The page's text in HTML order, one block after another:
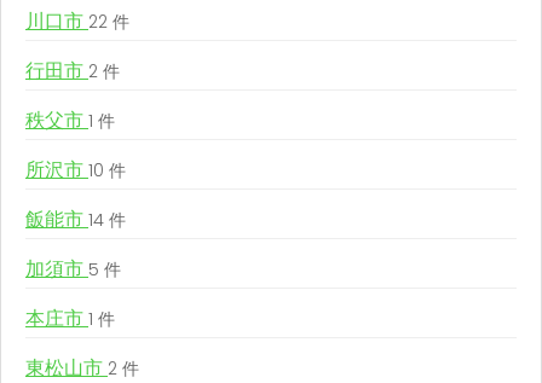
川口市 22 件
行田市 2 件
秩父市 1 件
所沢市 10 件
飯能市 14 件
加須市 5 件
本庄市 1 件
東松山市 2 件